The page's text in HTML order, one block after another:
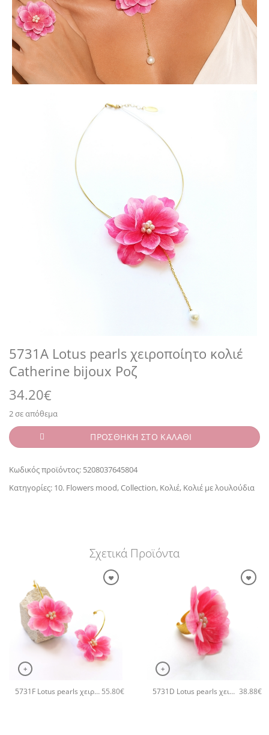
5731A Lotus pearls χειροποίητο κολιέ
Catherine bijoux Ροζ
34.20€
2 σε απόθεμα
ΠΡΟΣΘΗΚΗ ΣΤΟ ΚΑΛΑΘΙ
Κωδικός προϊόντος: 5208037645804
Κατηγορίες: 10. Flowers mood,Collection, Κολιέ, Κολιέ με λουλούδια
Σχετικά Προϊόντα
+
5731F Lotus pearls χειροποίητα σκουλαρίκια Catherine bijoux Ροζ 55.80€
+
5731D Lotus pearls χειροποίητο δαχτυλιδι Catherine bijoux Ροζ 38.88€